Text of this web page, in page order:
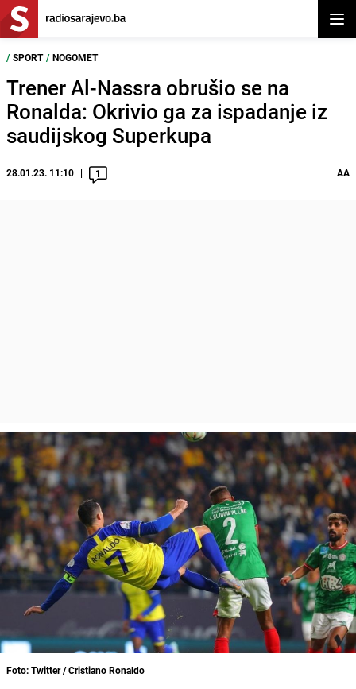
/ SPORT / NOGOMET
Trener Al-Nassra obrušio se na
Ronalda: Okrivio ga za ispadanje iz
saudijskog Superkupa
28.01.23. 11:10 1 AA
Foto: Twitter / Cristiano Ronaldo